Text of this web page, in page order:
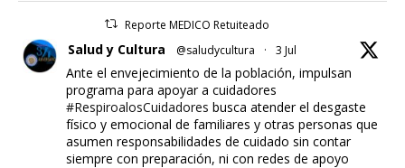
Reporte MEDICO Retuiteado
Salud y Cultura @saludycultura · 3 Jul
Ante el envejecimiento de la población, impulsan
programa para apoyar a cuidadores
#RespiroalosCuidadores busca atender el desgaste
físico y emocional de familiares y otras personas que
asumen responsabilidades de cuidado sin contar
siempre con preparación, ni con redes de apoyo